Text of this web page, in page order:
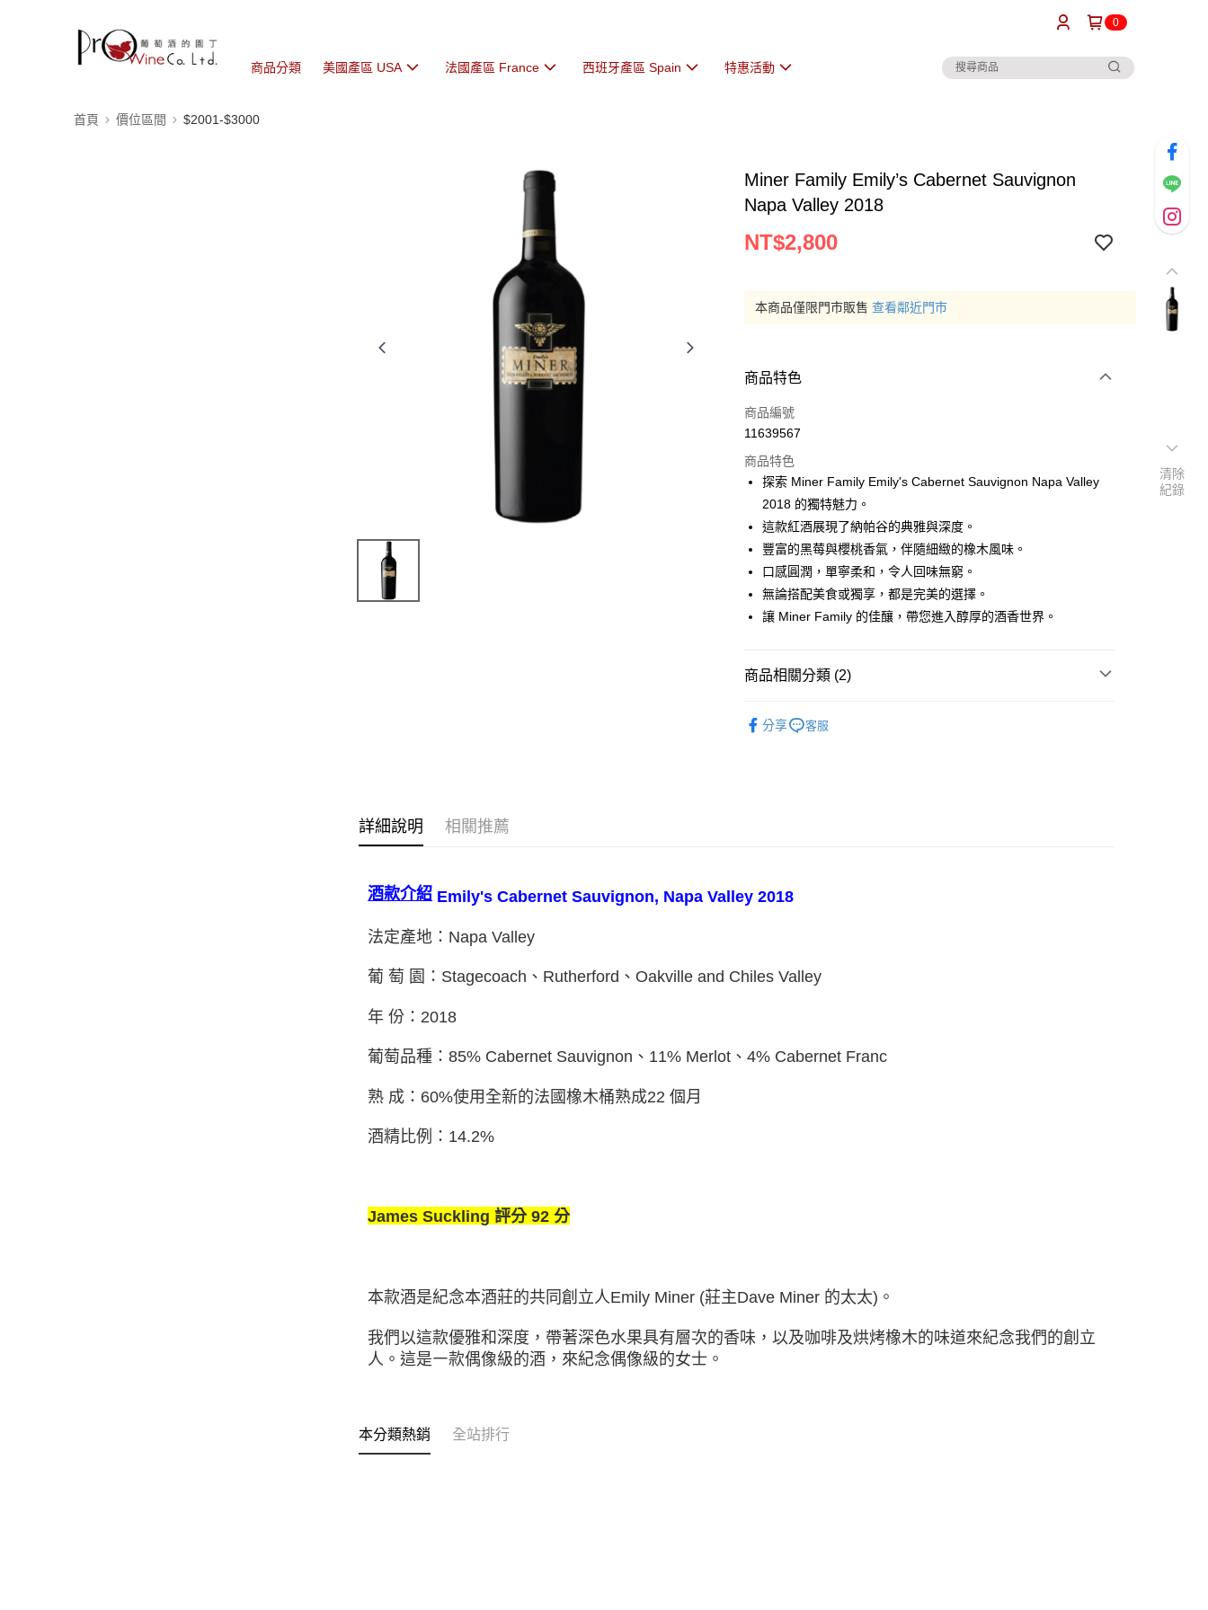
0
商品分類 美國產區 USA 法國產區 France 西班牙產區 Spain 特惠活動
首頁 價位區間 $2001-$3000
Miner Family Emily’s Cabernet Sauvignon
Napa Valley 2018
NT$2,800
本商品僅限門市販售 查看鄰近門市
商品特色
商品編號
11639567
商品特色
探索 Miner Family Emily's Cabernet Sauvignon Napa Valley
2018 的獨特魅力。
這款紅酒展現了納帕谷的典雅與深度。
豐富的黑莓與櫻桃香氣，伴隨細緻的橡木風味。
口感圓潤，單寧柔和，令人回味無窮。
無論搭配美食或獨享，都是完美的選擇。
讓 Miner Family 的佳釀，帶您進入醇厚的酒香世界。
商品相關分類 (2)
分享 客服
詳細說明 相關推薦
酒款介紹Emily's Cabernet Sauvignon, Napa Valley 2018
法定產地：Napa Valley
葡 萄 園：Stagecoach、Rutherford 、 Oakville and Chiles Valley
年 份：2018
葡萄品種：85% Cabernet Sauvignon 、 11% Merlot 、4% Cabernet Franc
熟 成：60%使用全新的法國橡木桶熟成22 個月
酒精比例：14.2%
James Suckling 評分 92 分
本款酒是紀念本酒莊的共同創立人Emily Miner (莊主Dave Miner 的太太)。
我們以這款優雅和深度，帶著深色水果具有層次的香味，以及咖啡及烘烤橡木的味道來紀念我們的創立
人。這是㇐款偶像級的酒，來紀念偶像級的女士。
本分類熱銷 全站排行
清除
紀錄